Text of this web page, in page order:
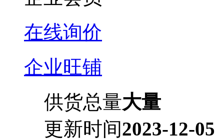
在线询价
企业旺铺
供货总量大量
更新时间2023-12-05